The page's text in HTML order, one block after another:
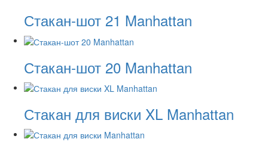
Стакан-шот 21 Manhattan
Стакан-шот 20 Manhattan
Стакан для виски XL Manhattan